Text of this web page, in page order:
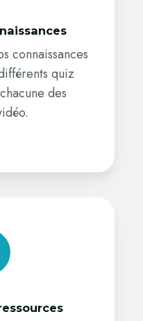
connaissances
quiz
des